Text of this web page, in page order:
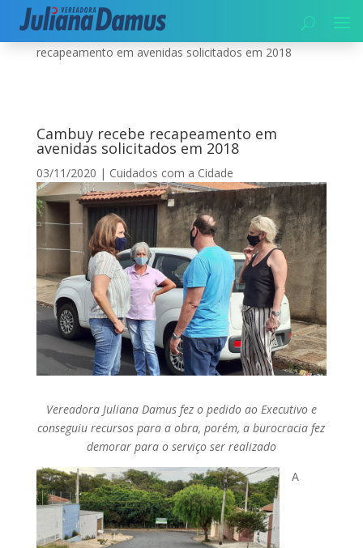
Início|Cuidados com a Cidade
recapeamento em avenidas solicitados em 2018
Cambuy recebe recapeamento em
avenidas solicitados em 2018
03/11/2020 | Cuidados com a Cidade
Vereadora Juliana Damus fez o pedido ao Executivo e
conseguiu recursos para a obra, porém, a burocracia fez
demorar para o serviço ser realizado
A